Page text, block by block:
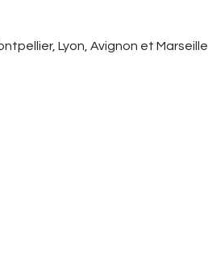
Lyon, Avignon et Marseille.